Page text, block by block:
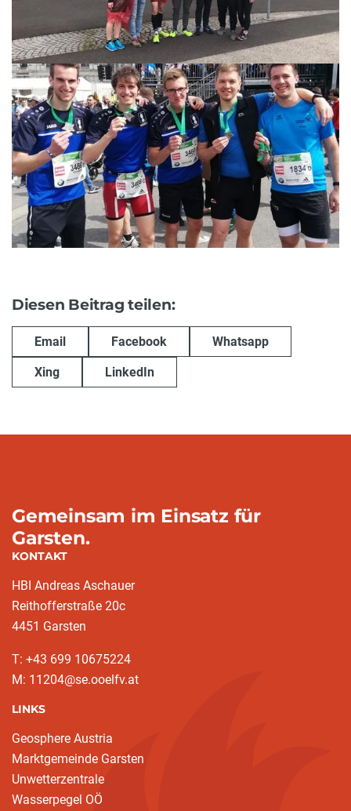
Diesen Beitrag teilen:
Email Facebook Whatsapp
Xing LinkedIn
Gemeinsam im Einsatz für
Garsten.
KONTAKT
HBI Andreas Aschauer
Reithofferstraße 20c
4451 Garsten
T: ‭+43 699 10675224‬
M: 11204@se.ooelfv.at
LINKS
Geosphere Austria
Marktgemeinde Garsten
Unwetterzentrale
Wasserpegel OÖ